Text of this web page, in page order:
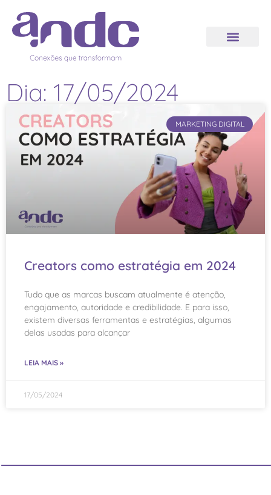
Dia: 17/05/2024
MARKETING DIGITAL
Creators como estratégia em 2024
Tudo que as marcas buscam atualmente é atenção,
engajamento, autoridade e credibilidade. E para isso,
existem diversas ferramentas e estratégias, algumas
delas usadas para alcançar
LEIA MAIS »
17/05/2024